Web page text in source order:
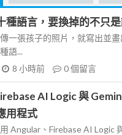
種語言，要換掉的不只
一張孩子的照片，就寫出並畫
語...
8 小時前 0個留言
AI Logic 與
用程式
Angular、Firebase AI Logic